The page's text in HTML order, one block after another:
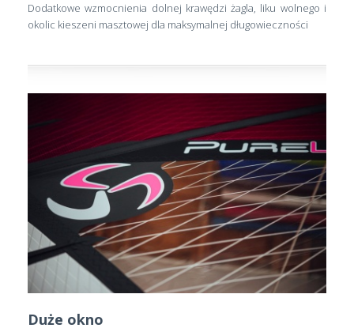
Dodatkowe wzmocnienia dolnej krawędzi żagla, liku wolnego i
okolic kieszeni masztowej dla maksymalnej długowieczności
Duże okno